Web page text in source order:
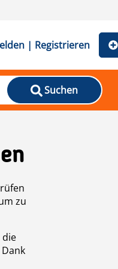
| Registrieren
Suchen
zu
die